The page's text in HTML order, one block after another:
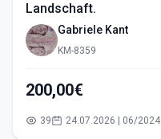
Landschaft.
Gabriele Kant
KM-8359
200,00€
39 24.07.2026 | 06/2024